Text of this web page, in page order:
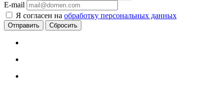
E-mail
Я согласен на обработку персональных данных
Сбросить